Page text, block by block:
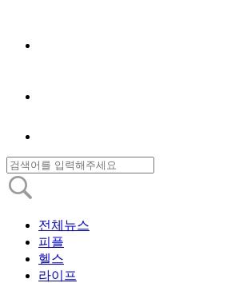
전체뉴스
피플
헬스
라이프